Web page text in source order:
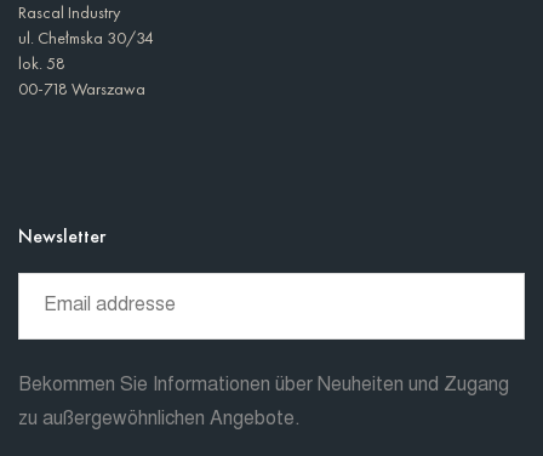
Rascal Industry
ul. Chełmska 30/34
lok. 58
00-718 Warszawa
Newsletter
Bekommen Sie Informationen über Neuheiten und Zugang
zu außergewöhnlichen Angebote.